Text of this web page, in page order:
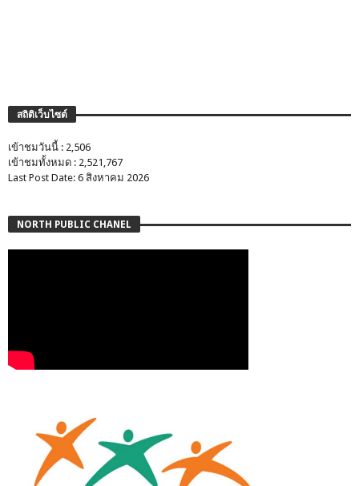
สถิติเว็บไซต์
เข้าชมวันนี้ : 2,506
เข้าชมทั้งหมด : 2,521,767
Last Post Date: 6 สิงหาคม 2026
NORTH PUBLIC CHANEL